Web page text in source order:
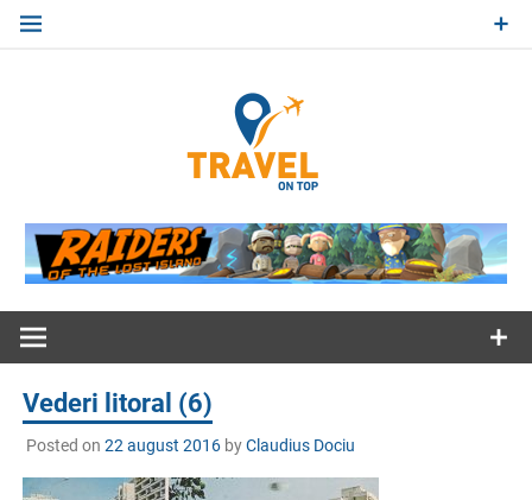
Skip
Vederi litoral (6)
Posted on 22 august 2016byClaudius Dociu